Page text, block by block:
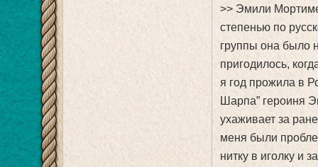
>> Эмили
степенью по
группы она было
пригодилось,
я год прожила в
Шарпа” героиня
ухаживает за
меня были
нитку в иголку и